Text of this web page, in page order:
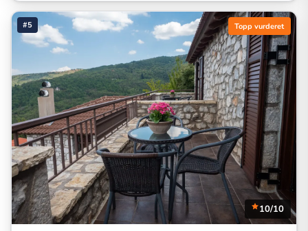
#5 Topp vurderet
10/10